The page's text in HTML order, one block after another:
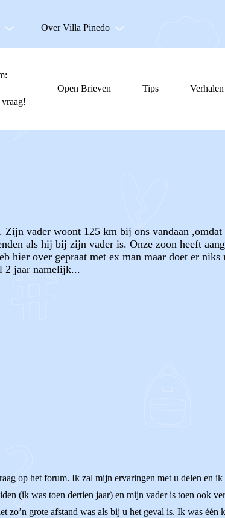
Over Villa Pinedo
Open Brieven Tips Verhalen
vader woont 125 km bij ons vandaan
als hij bij zijn vader is. Onze zoon heeft
hier over gepraat met ex man maar doet er
2 jaar namelijk...
op het forum. Ik zal mijn ervaringen met u delen en ik
(ik was toen dertien jaar) en mijn vader is toen ook
zo’n grote afstand was als bij u het geval is. Ik was